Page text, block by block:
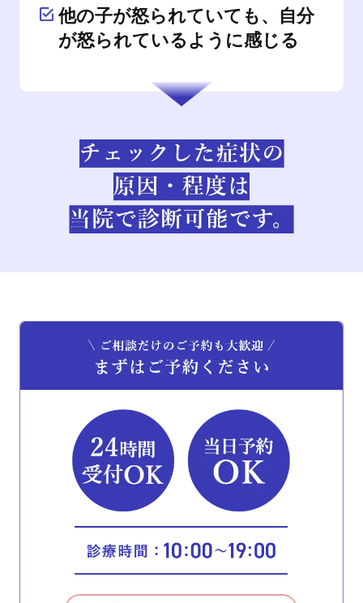
他の子が怒られていても、自分
が怒られているように感じる